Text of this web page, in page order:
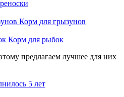
Корм для грызунов
Корм для рыбок
5 лет